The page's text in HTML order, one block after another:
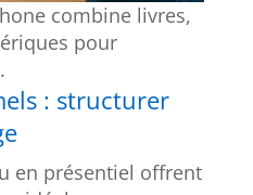
combine livres,
pour
: structurer
en présentiel offrent